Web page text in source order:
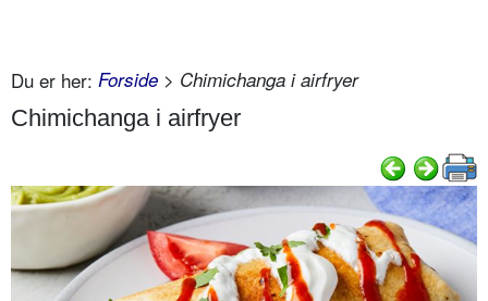
Du er her: Forside > Chimichanga i airfryer
Chimichanga i airfryer